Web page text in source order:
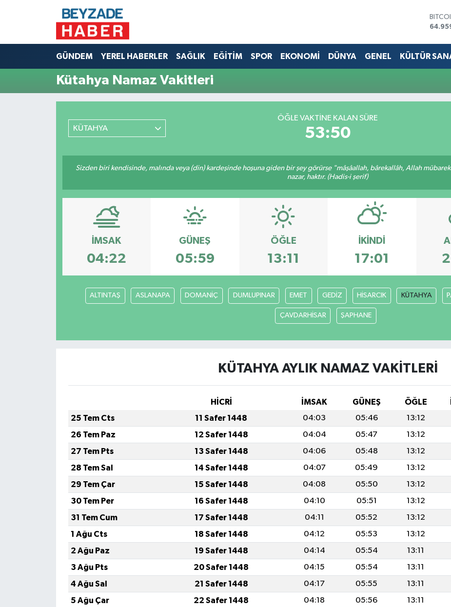
EURO
GRAM
GÜNDEM YEREL HABERLER SAĞLIK EĞİTİM SPOR EKONOMİ DÜNYA GENEL KÜLTÜR
Kütahya Namaz Vakitleri
KÜTAHYA
ÖĞLE VAKTINE KALAN SÜRE
53:50
Sizden biri kendisinde, malında veya (din) kardeşinde hoşuna giden bir şey görürse "mâşâallah, bârekallâh, Allah
nazar, haktır. (Hadis-i şerif)
İMSAK
04:22
GÜNEŞ
05:59
ÖĞLE
13:11
İKINDI
17:01
ALTINTAŞ ASLANAPA DOMANİÇ DUMLUPINAR EMET GEDİZ HİSARCIK KÜTAHYA
ÇAVDARHİSAR ŞAPHANE
KÜTAHYA AYLIK NAMAZ VAKITLERI
HİCRİ İMSAK GÜNEŞ ÖĞLE
25 Tem Cts
11 Safer 1448 04:03 05:46 13:12
26 Tem Paz
12 Safer 1448 04:04 05:47 13:12
27 Tem Pts
13 Safer 1448 04:06 05:48 13:12
28 Tem Sal
14 Safer 1448 04:07 05:49 13:12
29 Tem Çar
15 Safer 1448 04:08 05:50 13:12
30 Tem Per
16 Safer 1448 04:10 05:51 13:12
31 Tem Cum
17 Safer 1448 04:11 05:52 13:12
1 Ağu Cts
18 Safer 1448 04:12 05:53 13:12
2 Ağu Paz
19 Safer 1448 04:14 05:54 13:11
3 Ağu Pts
20 Safer 1448 04:15 05:54 13:11
4 Ağu Sal
21 Safer 1448 04:17 05:55 13:11
5 Ağu Çar
22 Safer 1448 04:18 05:56 13:11
Hava Durumu
Trafik Durumu
Süper Lig Puan Durumu ve Fikstür
Son Dakika Haberleri